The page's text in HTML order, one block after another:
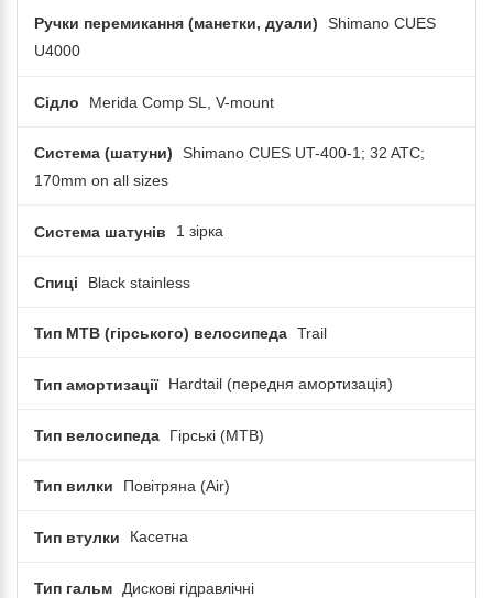
Ручки перемикання (манетки, дуали)
Shimano CUES
U4000
Сідло Merida Comp SL, V-mount
Система (шатуни)
Shimano CUES UT-400-1; 32 ATC;
170mm on all sizes
Система шатунів 1 зірка
Спиці Black stainless
Тип MTB (гірського) велосипеда Trail
Тип амортизації Hardtail (передня амортизація)
Тип велосипеда Гірські (MTB)
Тип вилки Повітряна (Air)
Тип втулки Касетна
Тип гальм Дискові гідравлічні